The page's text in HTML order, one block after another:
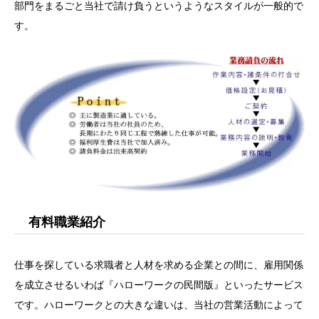
部門をまるごと当社で請け負うというようなスタイルが一般的で
す。
有料職業紹介
仕事を探している求職者と人材を求める企業との間に、雇用関係
を成立させるいわば『ハローワークの民間版』といったサービス
です。ハローワークとの大きな違いは、当社の営業活動によって